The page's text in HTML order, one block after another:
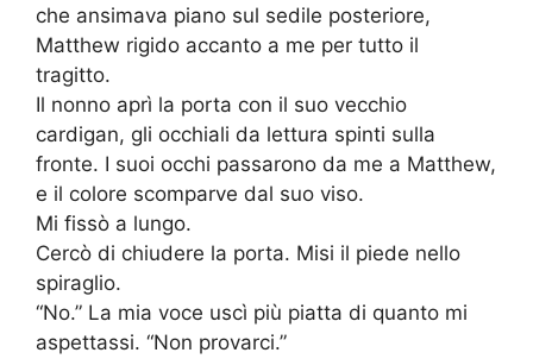
che ansimava piano sul sedile posteriore,
Matthew rigido accanto a me per tutto il
tragitto.
Il nonno aprì la porta con il suo vecchio
cardigan, gli occhiali da lettura spinti sulla
fronte. I suoi occhi passarono da me a Matthew,
e il colore scomparve dal suo viso.
Mi fissò a lungo.
Cercò di chiudere la porta. Misi il piede nello
spiraglio.
“No.” La mia voce uscì più piatta di quanto mi
aspettassi. “Non provarci.”